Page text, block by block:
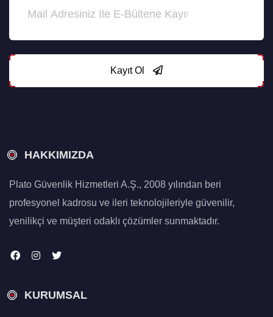
Kayıt Ol
HAKKIMIZDA
Plato Güvenlik Hizmetleri A.Ş., 2008 yılından beri
profesyonel kadrosu ve ileri teknolojileriyle güvenilir,
yenilikçi ve müşteri odaklı çözümler sunmaktadır.
KURUMSAL